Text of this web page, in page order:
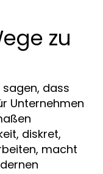
zu
dass
Unternehmen
diskret,
macht